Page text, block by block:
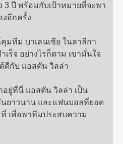
3 ปี พร้อมกับเป้าหมายที่จะพา
งอีกครั้ง
มทีม บาเลนเซีย ในลาลีกา
ร็จ อย่างไรก็ตาม เขามั่นใจ
ดีกับ แอสตัน วิลล่า
อยู่ที่นี่ แอสตัน วิลล่า เป็น
ยาวนาน และแฟนบอลที่ยอด
ที่ เพื่อพาทีมประสบความ